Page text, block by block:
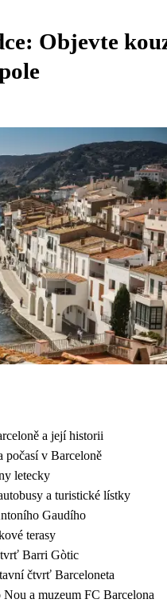
Objevte
a její historii
počasí v Barceloně
letecky
a turistické lístky
Gaudího
terasy
Barri Gòtic
čtvrť Barceloneta
a muzeum FC Barcelona